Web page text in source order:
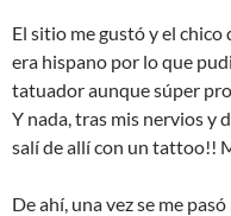
El sitio me gustó y el
era hispano por lo que
tatuador aunque súper
Y nada, tras mis nervios y
salí de allí con un tattoo!!
De ahí, una vez se me